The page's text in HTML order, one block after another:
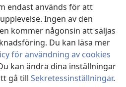
endast används för att
Ingen av den
kommer någonsin att säljas
Du kan läsa mer
för användning av cookies
kan ändra dina inställningar
gå till Sekretessinställningar.
som skulle bebos,
mycket om
nu till mig.
följer mina vägar.
å och bli visa,